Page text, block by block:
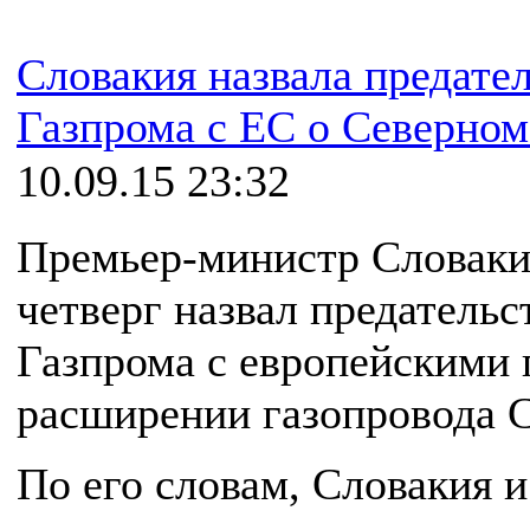
Словакия назвала
Газпрома с ЕС о
10.09.15 23:32
Премьер-министр
четверг назвал
Газпрома с европейскими
расширении газопровода
По его словам, Словакия